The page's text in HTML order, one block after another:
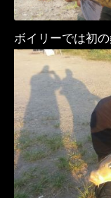
ボイリーでは初